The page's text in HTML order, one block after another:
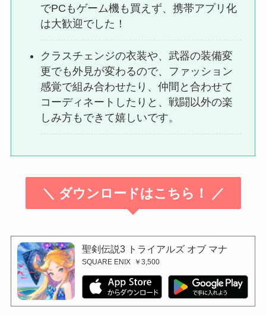
でPCもゲーム機も買えず、携帯アプリ化
は大歓迎でした！
クラスチェンジの衣装や、武器の装備変
更でも外見が変わるので、ファッション
感覚で組み合わせたり、仲間と合わせて
コーディネートしたりと、戦闘以外の楽
しみ方もできて嬉しいです。
＼ ダウンロードはこちら！ ／
聖剣伝説3 トライアルズ オブ マナ
SQUARE ENIX ￥3,500